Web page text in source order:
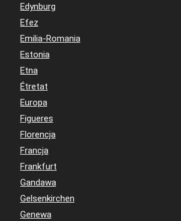
Edynburg
Efez
Emilia-Romania
Estonia
Etna
Étretat
Europa
Figueres
Florencja
Francja
Frankfurt
Gandawa
Gelsenkirchen
Genewa